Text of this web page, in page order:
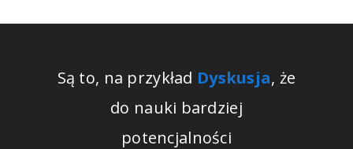
Są to, na przykład Dyskusja, że
do nauki bardziej
potencjalności